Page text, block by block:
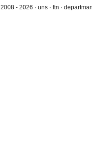
2008 - 2026 · uns · ftn ·